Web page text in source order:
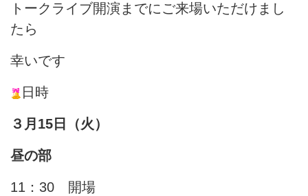
トークライブ開演までにご来場いただけまし
たら
幸いです
日時
３月15日（火）
昼の部
11：30 開場